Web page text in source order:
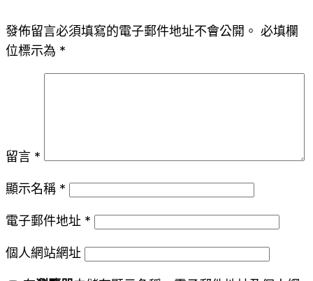
發佈留言必須填寫的電子郵件地址不會公開。 必填欄
位標示為 *
留言 *
顯示名稱 *
電子郵件地址 *
個人網站網址